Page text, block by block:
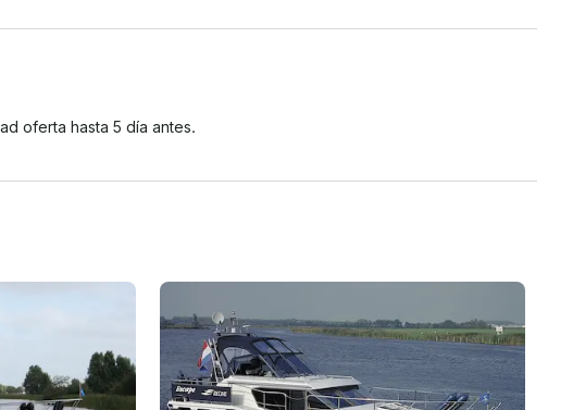
oferta hasta 5 día antes.